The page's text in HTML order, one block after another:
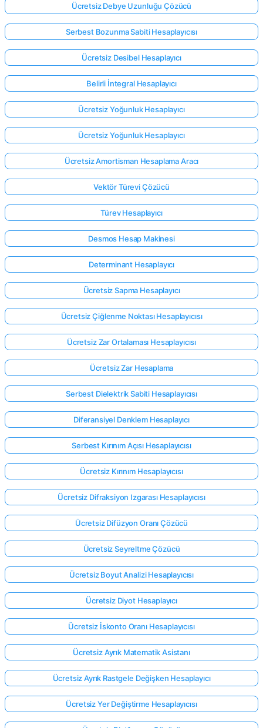
Buradan
giriş
yap!
Ücretsiz Debye Uzunluğu Çözücü
Serbest Bozunma Sabiti Hesaplayıcısı
Ücretsiz Desibel Hesaplayıcı
Belirli İntegral Hesaplayıcı
Ücretsiz Yoğunluk Hesaplayıcı
Ücretsiz Yoğunluk Hesaplayıcı
Ücretsiz Amortisman Hesaplama Aracı
Vektör Türevi Çözücü
Türev Hesaplayıcı
Desmos Hesap Makinesi
Determinant Hesaplayıcı
Ücretsiz Sapma Hesaplayıcı
Ücretsiz Çiğlenme Noktası Hesaplayıcısı
Ücretsiz Zar Ortalaması Hesaplayıcısı
Ücretsiz Zar Hesaplama
Serbest Dielektrik Sabiti Hesaplayıcısı
Diferansiyel Denklem Hesaplayıcı
Serbest Kırınım Açısı Hesaplayıcısı
Ücretsiz Kırınım Hesaplayıcısı
Ücretsiz Difraksiyon Izgarası Hesaplayıcısı
Ücretsiz Difüzyon Oranı Çözücü
Ücretsiz Seyreltme Çözücü
Ücretsiz Boyut Analizi Hesaplayıcısı
Ücretsiz Diyot Hesaplayıcı
Ücretsiz İskonto Oranı Hesaplayıcısı
Ücretsiz Ayrık Matematik Asistanı
Ücretsiz Ayrık Rastgele Değişken Hesaplayıcı
Ücretsiz Yer Değiştirme Hesaplayıcısı